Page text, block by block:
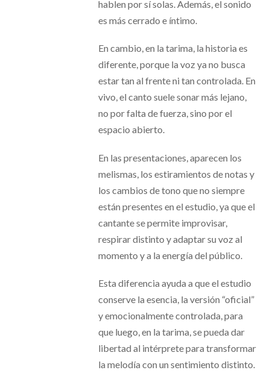
hablen por sí solas. Además, el sonido
es más cerrado e íntimo.
En cambio, en la tarima, la historia es
diferente, porque la voz ya no busca
estar tan al frente ni tan controlada. En
vivo, el canto suele sonar más lejano,
no por falta de fuerza, sino por el
espacio abierto.
En las presentaciones, aparecen los
melismas, los estiramientos de notas y
los cambios de tono que no siempre
están presentes en el estudio, ya que el
cantante se permite improvisar,
respirar distinto y adaptar su voz al
momento y a la energía del público.
Esta diferencia ayuda a que el estudio
conserve la esencia, la versión “oficial”
y emocionalmente controlada, para
que luego, en la tarima, se pueda dar
libertad al intérprete para transformar
la melodía con un sentimiento distinto.